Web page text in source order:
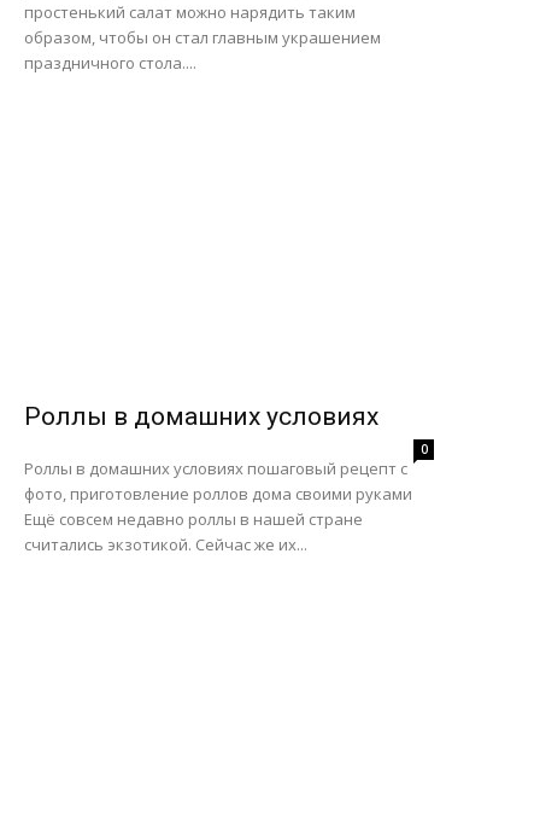
простенький салат можно нарядить таким
образом, чтобы он стал главным украшением
праздничного стола....
Роллы в домашних условиях
0
Роллы в домашних условиях пошаговый рецепт с
фото, приготовление роллов дома своими руками
Ещё совсем недавно роллы в нашей стране
считались экзотикой. Сейчас же их...